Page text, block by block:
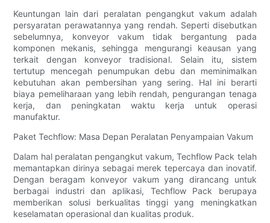
Keuntungan lain dari peralatan pengangkut vakum adalah
persyaratan perawatannya yang rendah. Seperti disebutkan
sebelumnya, konveyor vakum tidak bergantung pada
komponen mekanis, sehingga mengurangi keausan yang
terkait dengan konveyor tradisional. Selain itu, sistem
tertutup mencegah penumpukan debu dan meminimalkan
kebutuhan akan pembersihan yang sering. Hal ini berarti
biaya pemeliharaan yang lebih rendah, pengurangan tenaga
kerja, dan peningkatan waktu kerja untuk operasi
manufaktur.
Paket Techflow: Masa Depan Peralatan Penyampaian Vakum
Dalam hal peralatan pengangkut vakum, Techflow Pack telah
memantapkan dirinya sebagai merek tepercaya dan inovatif.
Dengan beragam konveyor vakum yang dirancang untuk
berbagai industri dan aplikasi, Techflow Pack berupaya
memberikan solusi berkualitas tinggi yang meningkatkan
keselamatan operasional dan kualitas produk.